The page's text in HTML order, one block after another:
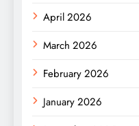
April 2026
March 2026
February 2026
January 2026